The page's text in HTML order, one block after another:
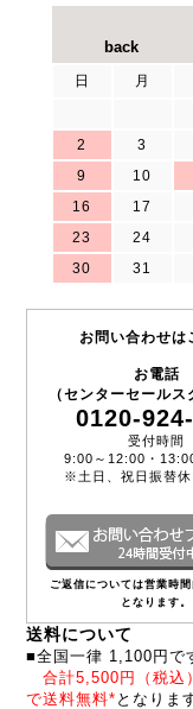
日 月
2
3
9
10
16
17
23
24
30
31
お問い合わせは
お電話
（センターセールス
0120-
受付時間
9:00～12:00・
※土日、祝日振替休
ご返信については営業時
となります。
送料について
■全国一律 1,100円で
合計5,500円（税込
で送料無料* となりま